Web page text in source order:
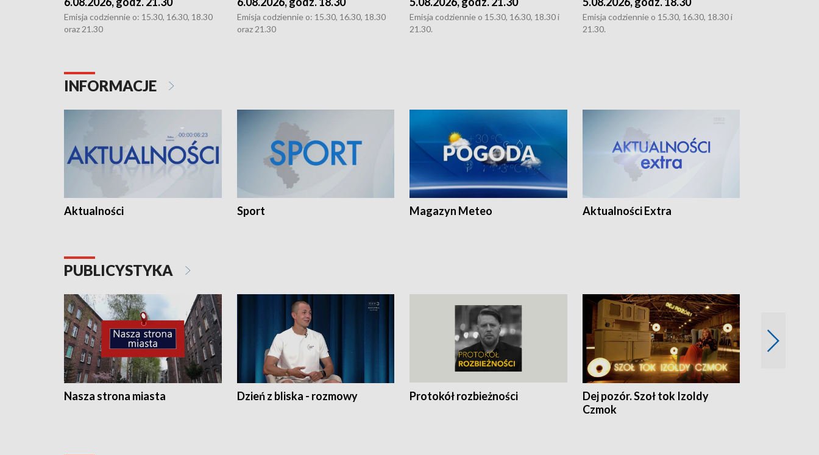
Emisja codziennie o: 15.30, 16.30, 18.30
oraz 21.30
Emisja codziennie o: 15.30, 16.30, 18.30
oraz 21.30
Emisja codziennie o 15.30, 16.30, 18.30 i
21.30.
Emisja codziennie o 15.30, 16.30, 18.30 i
21.30.
INFORMACJE
Aktualności Sport Magazyn Meteo Aktualności Extra
PUBLICYSTYKA
Nasza strona miasta Dzień z bliska - rozmowy Protokół rozbieżności
Dej pozór. Szoł tok Izoldy
Czmok